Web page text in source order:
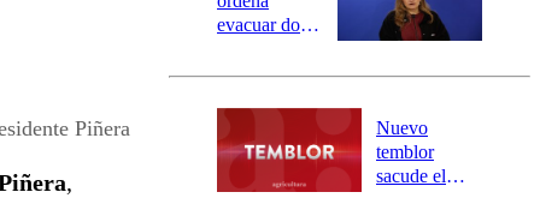
Piñera
,
evacuar dos
Carahue por
río Damas:
activa
mensajería
SAE
Nuevo
temblor
sacude el